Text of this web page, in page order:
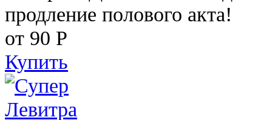
продление полового акта!
от 90 Р
Купить